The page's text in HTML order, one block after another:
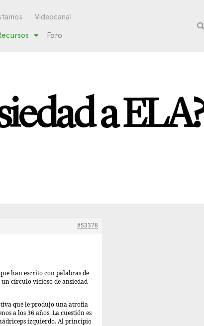
Videocanal
Foro
a ELA?
#53378
han escrito con palabras de
círculo vicioso de ansiedad-
que le produjo una atrofia
a los 36 años. La cuestión es
izquierdo. Al principio